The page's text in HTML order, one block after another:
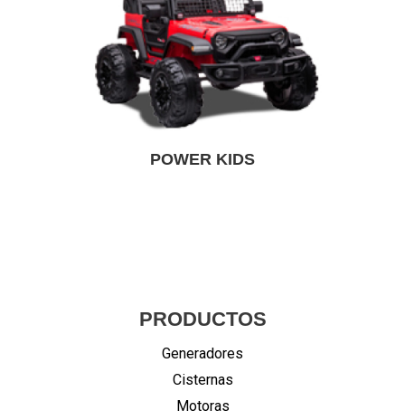
POWER KIDS
PRODUCTOS
Generadores
Cisternas
Motoras